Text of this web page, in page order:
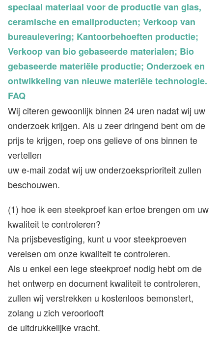
speciaal materiaal voor de productie van glas,
ceramische en emailproducten; Verkoop van
bureaulevering; Kantoorbehoeften productie;
Verkoop van bio gebaseerde materialen; Bio
gebaseerde materiële productie; Onderzoek en
ontwikkeling van nieuwe materiële technologie.
FAQ
Wij citeren gewoonlijk binnen 24 uren nadat wij uw
onderzoek krijgen. Als u zeer dringend bent om de
prijs te krijgen, roep ons gelieve of ons binnen te
vertellen
uw e-mail zodat wij uw onderzoeksprioriteit zullen
beschouwen.
(1) hoe ik een steekproef kan ertoe brengen om uw
kwaliteit te controleren?
Na prijsbevestiging, kunt u voor steekproeven
vereisen om onze kwaliteit te controleren.
Als u enkel een lege steekproef nodig hebt om de
het ontwerp en document kwaliteit te controleren,
zullen wij verstrekken u kostenloos bemonstert,
zolang u zich veroorlooft
de uitdrukkelijke vracht.